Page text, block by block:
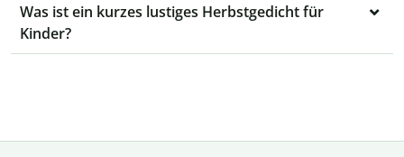
Was ist ein kurzes lustiges Herbstgedicht für
Kinder?